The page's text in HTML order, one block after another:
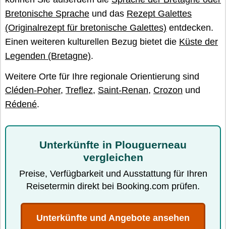
Bretonische Sprache und das Rezept Galettes
(Originalrezept für bretonische Galettes) entdecken.
Einen weiteren kulturellen Bezug bietet die Küste der
Legenden (Bretagne).
Weitere Orte für Ihre regionale Orientierung sind
Cléden-Poher, Treflez, Saint-Renan, Crozon und
Rédené.
Unterkünfte in Plouguerneau
vergleichen
Preise, Verfügbarkeit und Ausstattung für Ihren
Reisetermin direkt bei Booking.com prüfen.
Unterkünfte und Angebote ansehen